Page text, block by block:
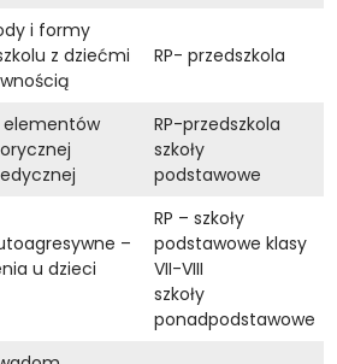
i formy
z dziećmi
RP- przedszkola
elementów
RP-przedszkola
szkoły
podstawowe
–
u dzieci
RP – szkoły
podstawowe klasy
VII-VIII
szkoły
ponadpodstawowe